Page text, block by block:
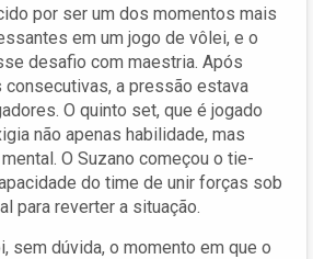
por ser um dos momentos mais
em um jogo de vôlei, e o
desafio com maestria. Após
consecutivas, a pressão estava
O quinto set, que é jogado
não apenas habilidade, mas
O Suzano começou o tie-
do time de unir forças sob
para reverter a situação.
sem dúvida, o momento em que o